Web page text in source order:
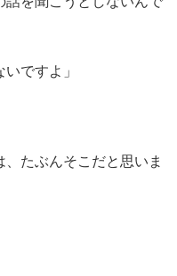
ですよ」
たぶんそこだと思いま